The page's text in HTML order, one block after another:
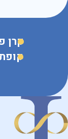
קרן